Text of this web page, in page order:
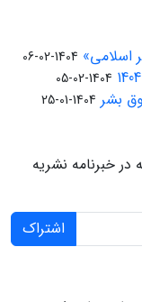
اسلامی» 1404-02-06
1404-02-05
بشر 1404-01-25
در خبرنامه نشریه
اشتراک